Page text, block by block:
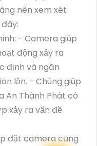
nên xem xét
- Camera giúp
động xảy ra
định và ngăn
lận. - Chúng giúp
An Thành Phát có
xảy ra vấn đề
đặt camera cũng